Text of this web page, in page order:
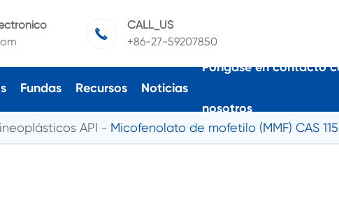

CALL_US
+86-27-59207850
Fundas Recursos Noticias
Póngase en contacto
nosotros
API Micofenolato de mofetilo (MMF) CAS